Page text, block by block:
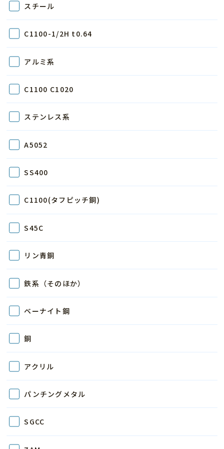
スチール
C1100-1/2H t0.64
アルミ系
C1100 C1020
ステンレス系
A5052
SS400
C1100(タフピッチ銅)
S45C
リン青銅
鉄系（そのほか）
ベーナイト鋼
銅
アクリル
パンチングメタル
SGCC